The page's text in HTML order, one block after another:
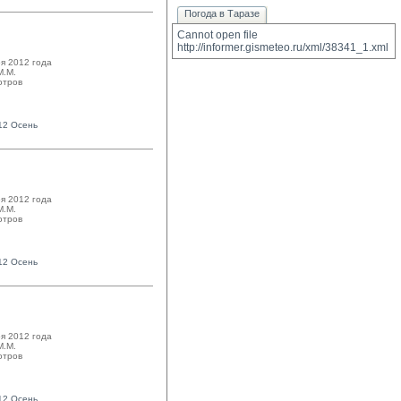
2012 года
Осень
2012 года
Осень
2012 года
Осень
Погода в Таразе
Cannot open file
http://informer.gismeteo.ru/xml/38341_1.xml